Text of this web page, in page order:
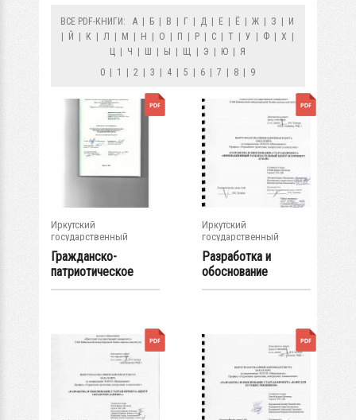
ВСЕ PDF-КНИГИ: А Б В Г Д Е Ё Ж З
И
Й К Л М Н О П Р С Т У Ф Х
Ц
Ч Ш Ы Щ Э Ю
Я
0
1 2 3 4 5 6 7 8 9
Иркутский
государственный
университет
Гражданско-
патриотическое
воспитание
Иркутский
государственный
университет
Разработка и
обоснование
стартап-проекта "...